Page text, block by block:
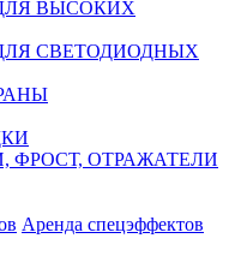
ВЫСОКИХ
СВЕТОДИОДНЫХ
ФРОСТ, ОТРАЖАТЕЛИ
Аренда спецэффектов